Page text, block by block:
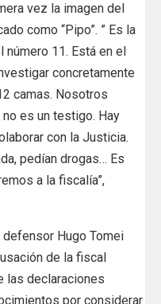
vez la imagen del
como “Pipo”. ” Es la
11. Está en el
concretamente
camas. Nosotros
es un testigo. Hay
con la Justicia.
pedían drogas… Es
a la fiscalía”,
defensor Hugo Tomei
de la fiscal
las declaraciones
por considerar